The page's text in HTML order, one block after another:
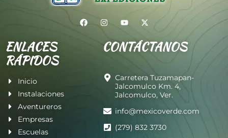
ENLACES
RÁPIDOS
Inicio
Instalaciones
Aventureros
Empresas
Escuelas
CONTÁCTANOS
Carretera Tuzamapan-
Jalcomulco Km. 4,
Jalcomulco, Ver.
info@mexicoverde.com
(279) 832 3730